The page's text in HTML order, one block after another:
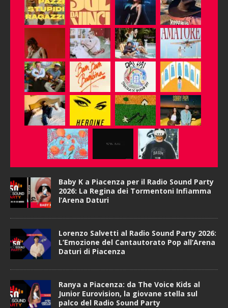
Baby K a Piacenza per il Radio Sound Party
2026: La Regina dei Tormentoni Infiamma
l’Arena Daturi
Lorenzo Salvetti al Radio Sound Party 2026:
L’Emozione del Cantautorato Pop all’Arena
Daturi di Piacenza
Ranya a Piacenza: da The Voice Kids al
Junior Eurovision, la giovane stella sul
palco del Radio Sound Party